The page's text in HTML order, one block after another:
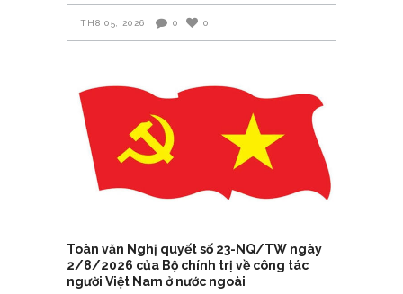
TH8 05, 2026 0 0
Toàn văn Nghị quyết số 23-NQ/TW ngày
2/8/2026 của Bộ chính trị về công tác
người Việt Nam ở nước ngoài